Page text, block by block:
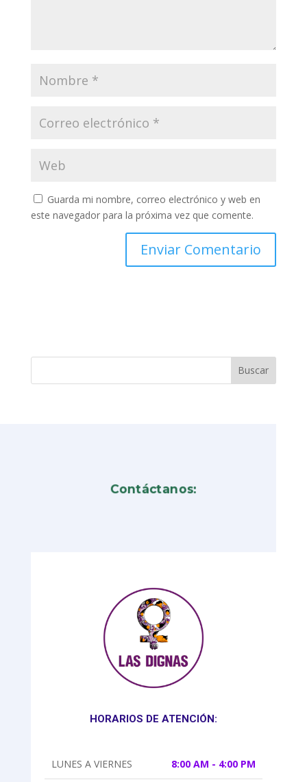
Guarda mi nombre, correo electrónico y web en
este navegador para la próxima vez que comente.
Contáctanos:
HORARIOS DE ATENCIÓN:
LUNES A VIERNES 8:00 AM - 4:00 PM